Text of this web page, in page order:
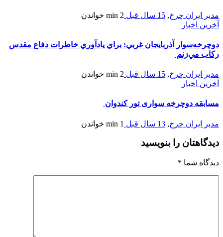
مدیر ایران چرخ, 15 سال قبل 2 min
خواندن
آخرین اخبار
دوچرخه‌سوار آذربايجان غربي: براي يادآوري خاطرات دفاع مقدس
ركاب مي‌زنم
مدیر ایران چرخ, 15 سال قبل 2 min
خواندن
آخرین اخبار
مسابقه دوچرخه سواری تور کندوان
مدیر ایران چرخ, 13 سال قبل 1 min خواندن
دیدگاهتان را بنویسید
دیدگاه شما *